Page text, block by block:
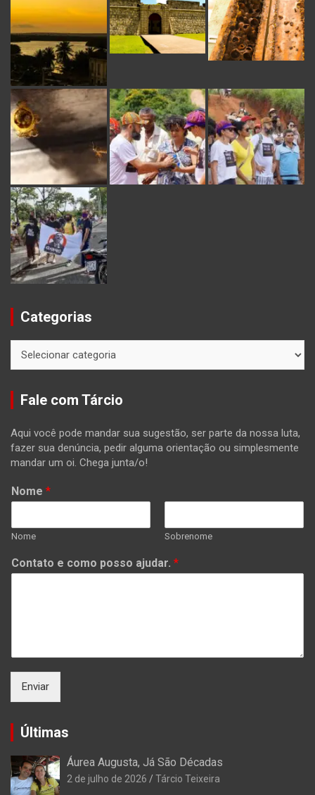
Categorias
Fale com Tárcio
Aqui você pode mandar sua sugestão, ser parte da nossa luta,
fazer sua denúncia, pedir alguma orientação ou simplesmente
mandar um oi. Chega junta/o!
Nome *
Nome Sobrenome
Contato e como posso ajudar. *
Enviar
Últimas
Áurea Augusta, Já São Décadas
2 de julho de 2026 Tárcio Teixeira